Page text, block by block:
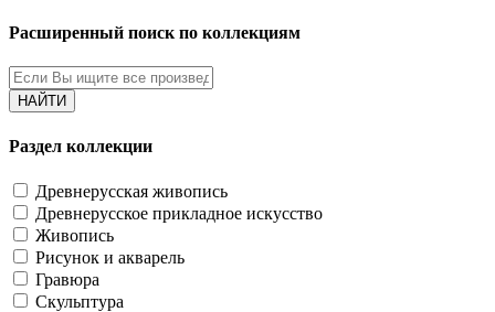
Расширенный поиск по коллекциям
НАЙТИ
Раздел коллекции
Древнерусская живопись
Древнерусское прикладное искусство
Живопись
Рисунок и акварель
Гравюра
Скульптура